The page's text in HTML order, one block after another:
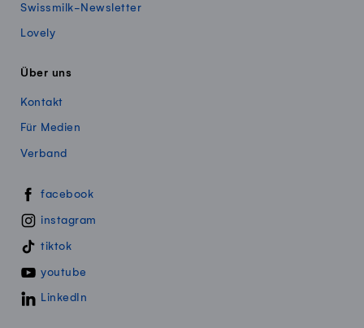
Swissmilk-Newsletter
Lovely
Über uns
Kontakt
Für Medien
Verband
Swissmillk auf Social Media
facebook
instagram
tiktok
youtube
LinkedIn